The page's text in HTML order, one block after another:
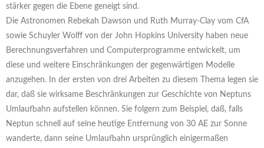
stärker gegen die Ebene geneigt sind.
Die Astronomen Rebekah Dawson und Ruth Murray-Clay vom CfA
sowie Schuyler Wolff von der John Hopkins University haben neue
Berechnungsverfahren und Computerprogramme entwickelt, um
diese und weitere Einschränkungen der gegenwärtigen Modelle
anzugehen. In der ersten von drei Arbeiten zu diesem Thema legen sie
dar, daß sie wirksame Beschränkungen zur Geschichte von Neptuns
Umlaufbahn aufstellen können. Sie folgern zum Beispiel, daß, falls
Neptun schnell auf seine heutige Entfernung von 30 AE zur Sonne
wanderte, dann seine Umlaufbahn ursprünglich einigermaßen